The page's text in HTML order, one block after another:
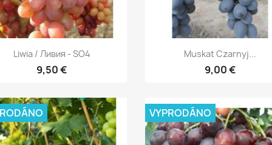
Rychlý náhled
Liwia / Ливия - SO4
9,50 €
Rychlý náhled
Muskat Czarnyj...
9,00 €
VYPRODÁNO